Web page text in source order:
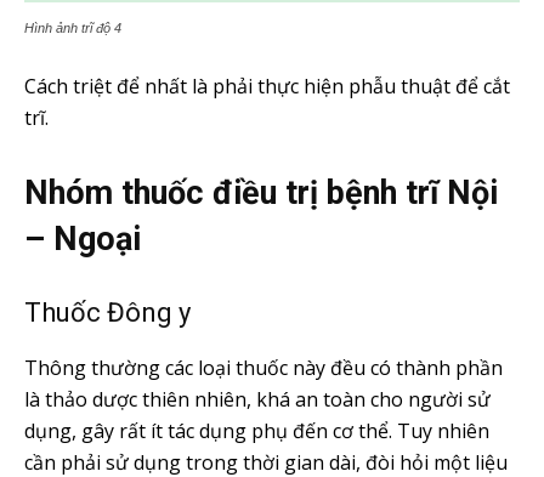
Hình ảnh trĩ độ 4
Cách triệt để nhất là phải thực hiện phẫu thuật để cắt
trĩ.
Nhóm thuốc điều trị bệnh trĩ Nội
– Ngoại
Thuốc Đông y
Thông thường các loại thuốc này đều có thành phần
là thảo dược thiên nhiên, khá an toàn cho người sử
dụng, gây rất ít tác dụng phụ đến cơ thể. Tuy nhiên
cần phải sử dụng trong thời gian dài, đòi hỏi một liệu